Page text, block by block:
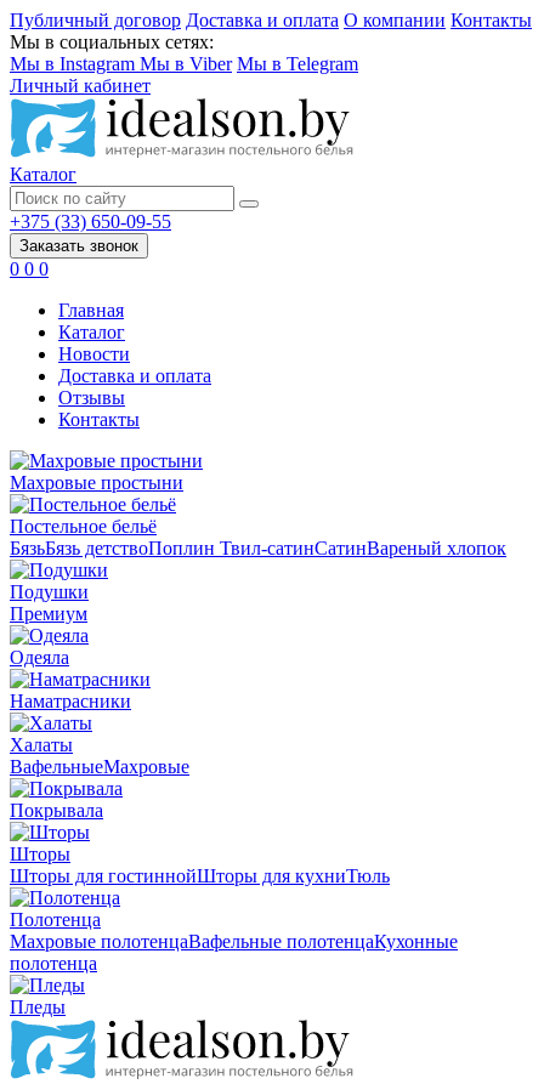
Публичный договор Доставка и оплата О компании Контакты
Мы в социальных сетях:
Мы в Instagram Мы в Viber Мы в Telegram
Личный кабинет
Каталог
+375 (33) 650-09-55
Заказать звонок
0 0 0
Главная
Каталог
Новости
Доставка и оплата
Отзывы
Контакты
Махровые простыни
Постельное бельё
БязьБязь детствоПоплин Твил-сатинСатинВареный хлопок
Подушки
Премиум
Одеяла
Наматрасники
Халаты
ВафельныеМахровые
Покрывала
Шторы
Шторы для гостиннойШторы для кухниТюль
Полотенца
Махровые полотенцаВафельные полотенцаКухонные
полотенца
Пледы